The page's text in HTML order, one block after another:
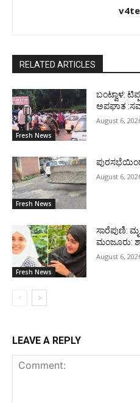
RELATED ARTICLES
Fresh News
ಬಂಟ್ವಾಳ:
ಅಪಘಾತ
August 6,
Fresh News
ಪುರಸಭೆಯಿಂದ
August 6,
Fresh News
ಸಾರೆಪುಣಿ:
ಮಂಜೂರು:
August 6,
LEAVE A REPLY